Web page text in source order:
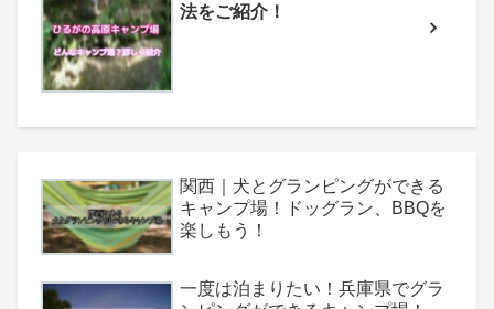
法をご紹介！
関西｜犬とグランピングができる
キャンプ場！ドッグラン、BBQを
楽しもう！
一度は泊まりたい！兵庫県でグラ